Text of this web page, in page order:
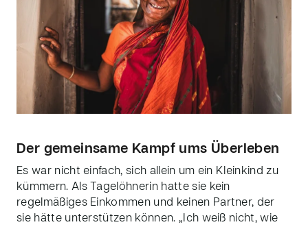
Der gemeinsame Kampf ums Überleben
Es war nicht einfach, sich allein um ein Kleinkind zu
kümmern. Als Tagelöhnerin hatte sie kein
regelmäßiges Einkommen und keinen Partner, der
sie hätte unterstützen können. „Ich weiß nicht, wie